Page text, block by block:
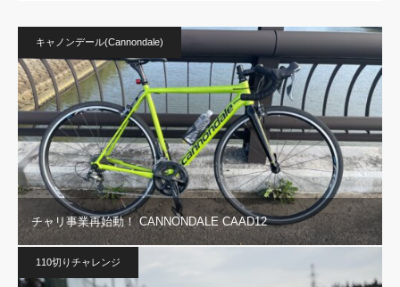
キャノンデール(Cannondale)
チャリ事業再始動！ CANNONDALE CAAD12
110切りチャレンジ